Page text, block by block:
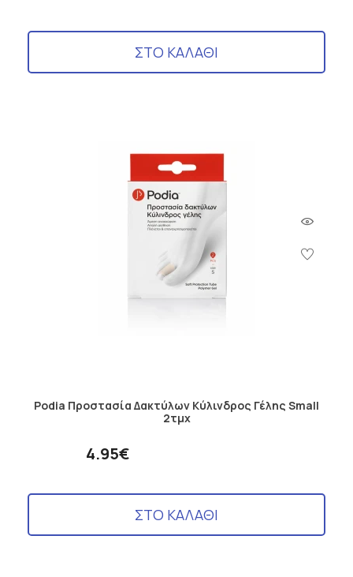
ΣΤΟ ΚΑΛΑΘΙ
Podia Προστασία Δακτύλων Κύλινδρος Γέλης Small
2τμχ
4.95€
ΣΤΟ ΚΑΛΑΘΙ